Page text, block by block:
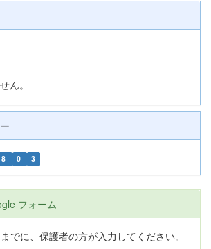
ん。
8 0 3
フォーム
でに、保護者の方が入力してください。